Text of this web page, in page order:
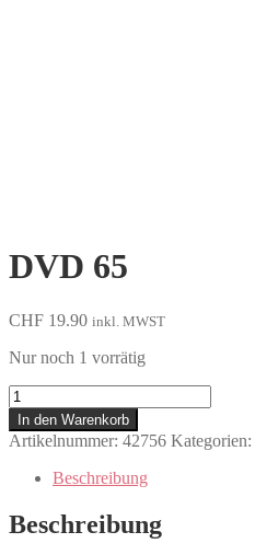
DVD 65
CHF 19.90 inkl. MWST
Nur noch 1 vorrätig
65
Menge
In den Warenkorb
Artikelnummer: 42756 Kategorien:
Beschreibung
Beschreibung